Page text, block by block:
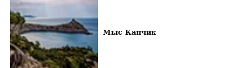
Мыс Капчик